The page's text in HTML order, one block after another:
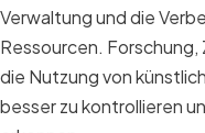
Verwaltung und die
Ressourcen.
die Nutzung von
besser zu kontrollieren